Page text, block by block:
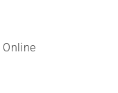
Online